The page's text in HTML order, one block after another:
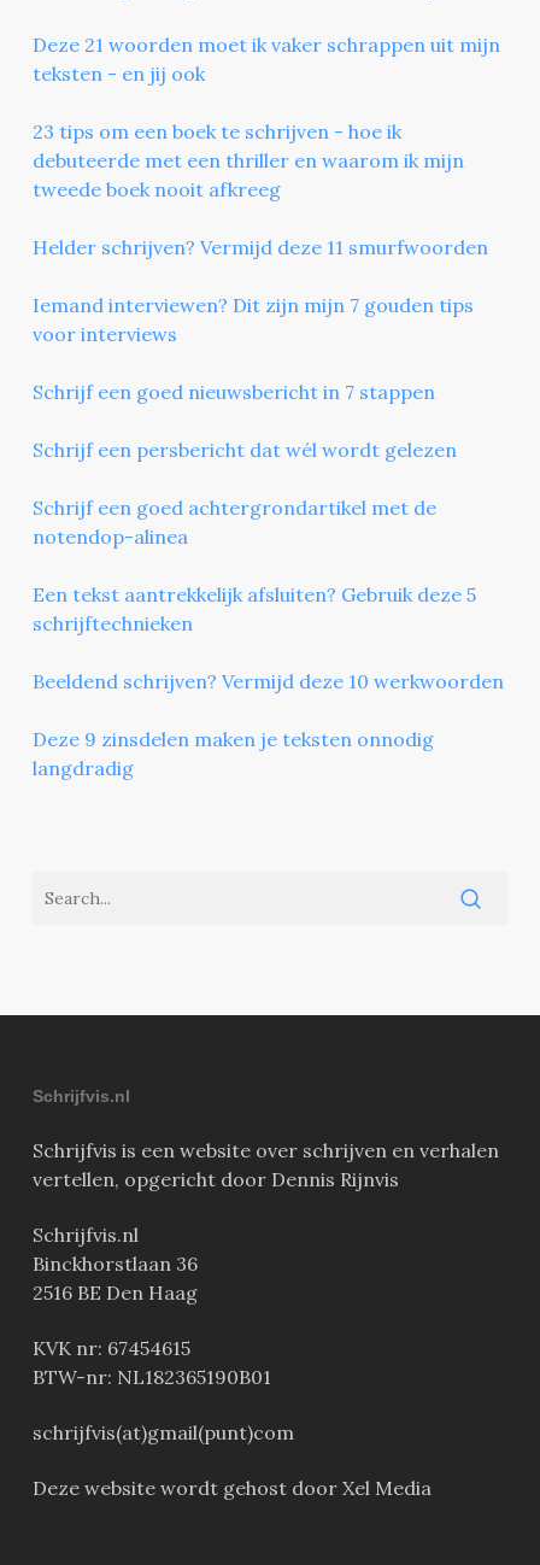
Deze 21 woorden moet ik vaker schrappen uit mijn
teksten - en jij ook
23 tips om een boek te schrijven - hoe ik
debuteerde met een thriller en waarom ik mijn
tweede boek nooit afkreeg
Helder schrijven? Vermijd deze 11 smurfwoorden
Iemand interviewen? Dit zijn mijn 7 gouden tips
voor interviews
Schrijf een goed nieuwsbericht in 7 stappen
Schrijf een persbericht dat wél wordt gelezen
Schrijf een goed achtergrondartikel met de
notendop-alinea
Een tekst aantrekkelijk afsluiten? Gebruik deze 5
schrijftechnieken
Beeldend schrijven? Vermijd deze 10 werkwoorden
Deze 9 zinsdelen maken je teksten onnodig
langdradig
Schrijfvis.nl
Schrijfvis is een website over schrijven en verhalen
vertellen, opgericht door Dennis Rijnvis
Schrijfvis.nl
Binckhorstlaan 36
2516 BE Den Haag
KVK nr: 67454615
BTW-nr: NL182365190B01
schrijfvis(at)gmail(punt)com
Deze website wordt gehost door Xel Media